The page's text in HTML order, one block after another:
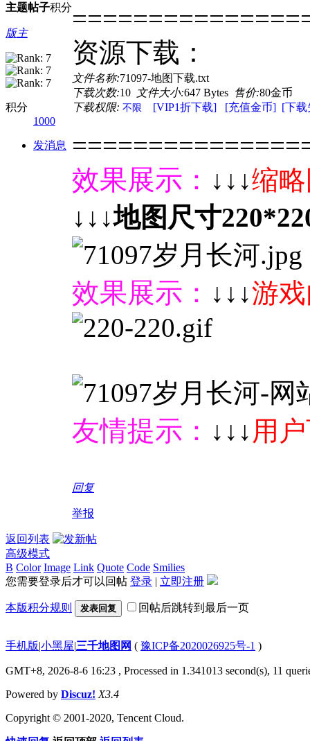
主题帖子积分
版主
积分
1000
发消息
资源下载：
文件名称:71097-地图下载.txt
下载次数:10 文件大小:647 Bytes 售价:80金币
下载权限: 不限 [VIP1折下载] [充值金币] [下载
效果展示： ↓↓↓缩
↓↓↓地图尺寸
效果展示： ↓↓↓游
友情提示： ↓↓↓ 用
回复
举报
返回列表
高级模式
B Color Image Link Quote Code Smilies
您需要登录后才可以回帖 登录 | 立即注册
本版积分规则 发表回复 回帖后跳转到最后一页
手机版|小黑屋|三千地图网 ( 豫ICP备2020026925号-1 )
GMT+8, 2026-8-6 16:23 , Processed in 1.341013 second(s), 11
Powered by Discuz! X3.4
Copyright © 2001-2020, Tencent Cloud.